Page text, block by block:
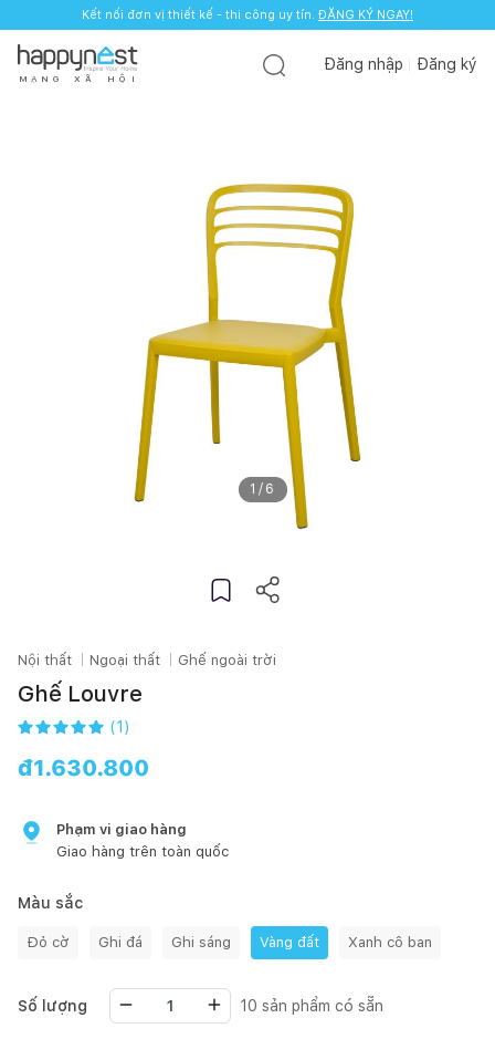
Kết nối đơn vị thiết kế - thi công uy tín. ĐĂNG KÝ NGAY!
M Ạ N G X Ã H Ộ I
Đăng nhập Đăng ký
1 / 6
Nội thất Ngoại thất Ghế ngoài trời
Ghế Louvre
(1 )
đ1.630.800
Phạm vi giao hàng
Giao hàng trên toàn quốc
Màu sắc
Đỏ cờ Ghi đá Ghi sáng Vàng đất Xanh cô ban
Số lượng 10 sản phẩm có sẵn